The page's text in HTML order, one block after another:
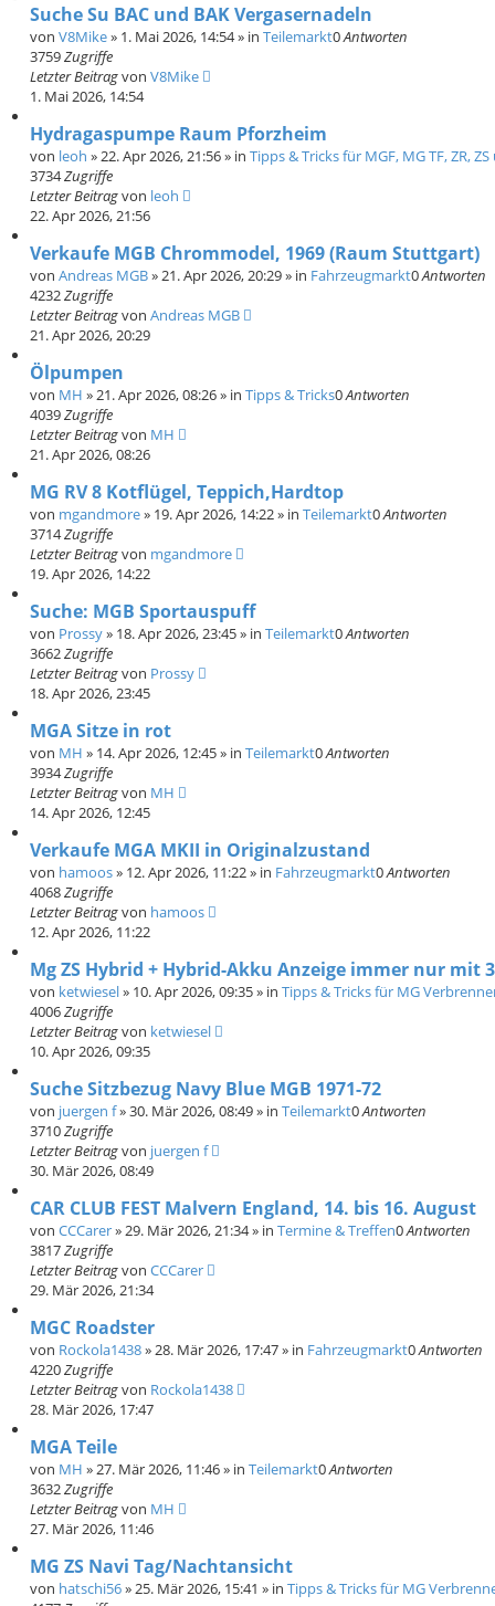
Suche Su BAC und BAK Vergasernadeln
von V8Mike» 1. Mai 2026, 14:54» in Teilemarkt0Antworten
3759Zugriffe
Letzter Beitragvon V8Mike
1. Mai 2026, 14:54
Hydragaspumpe Raum Pforzheim
von leoh »22. Apr 2026, 21:56» in Tipps & Tricks für MGF, MG TF, ZR,
3734Zugriffe
Letzter Beitragvon leoh
22. Apr 2026, 21:56
Verkaufe MGB Chrommodel, 1969 (Raum Stuttgart)
von Andreas MGB»21. Apr 2026, 20:29» in Fahrzeugmarkt0Antworten
4232Zugriffe
Letzter Beitragvon Andreas MGB
21. Apr 2026, 20:29
Ölpumpen
von MH »21. Apr 2026, 08:26» in Tipps & Tricks0Antworten
4039Zugriffe
Letzter Beitragvon MH
21. Apr 2026, 08:26
MG RV 8 Kotflügel, Teppich,Hardtop
von mgandmore» 19. Apr 2026, 14:22» in Teilemarkt0Antworten
3714Zugriffe
Letzter Beitragvon mgandmore
19. Apr 2026, 14:22
Suche: MGB Sportauspuff
von Prossy» 18. Apr 2026, 23:45» in Teilemarkt0Antworten
3662Zugriffe
Letzter Beitragvon Prossy
18. Apr 2026, 23:45
MGA Sitze in rot
von MH » 14. Apr 2026, 12:45» in Teilemarkt0Antworten
3934Zugriffe
Letzter Beitragvon MH
14. Apr 2026, 12:45
Verkaufe MGA MKII in Originalzustand
von hamoos» 12. Apr 2026, 11:22» in Fahrzeugmarkt0Antworten
4068Zugriffe
Letzter Beitragvon hamoos
12. Apr 2026, 11:22
Mg ZS Hybrid + Hybrid-Akku Anzeige immer nur mit
von ketwiesel» 10. Apr 2026, 09:35» in Tipps & Tricks für MG
4006Zugriffe
Letzter Beitragvon ketwiesel
10. Apr 2026, 09:35
Suche Sitzbezug Navy Blue MGB 1971-72
von juergen f»30. Mär 2026, 08:49» in Teilemarkt0Antworten
3710Zugriffe
Letzter Beitragvon juergen f
30. Mär 2026, 08:49
CAR CLUB FEST Malvern England, 14. bis 16. August
von CCCarer»29. Mär 2026, 21:34» in Termine & Treffen0Antworten
3817Zugriffe
Letzter Beitragvon CCCarer
29. Mär 2026, 21:34
MGC Roadster
von Rockola1438»28. Mär 2026, 17:47» in Fahrzeugmarkt0Antworten
4220Zugriffe
Letzter Beitragvon Rockola1438
28. Mär 2026, 17:47
MGA Teile
von MH »27. Mär 2026, 11:46» in Teilemarkt0Antworten
3632Zugriffe
Letzter Beitragvon MH
27. Mär 2026, 11:46
MG ZS Navi Tag/Nachtansicht
von hatschi56»25. Mär 2026, 15:41 » in Tipps & Tricks für MG